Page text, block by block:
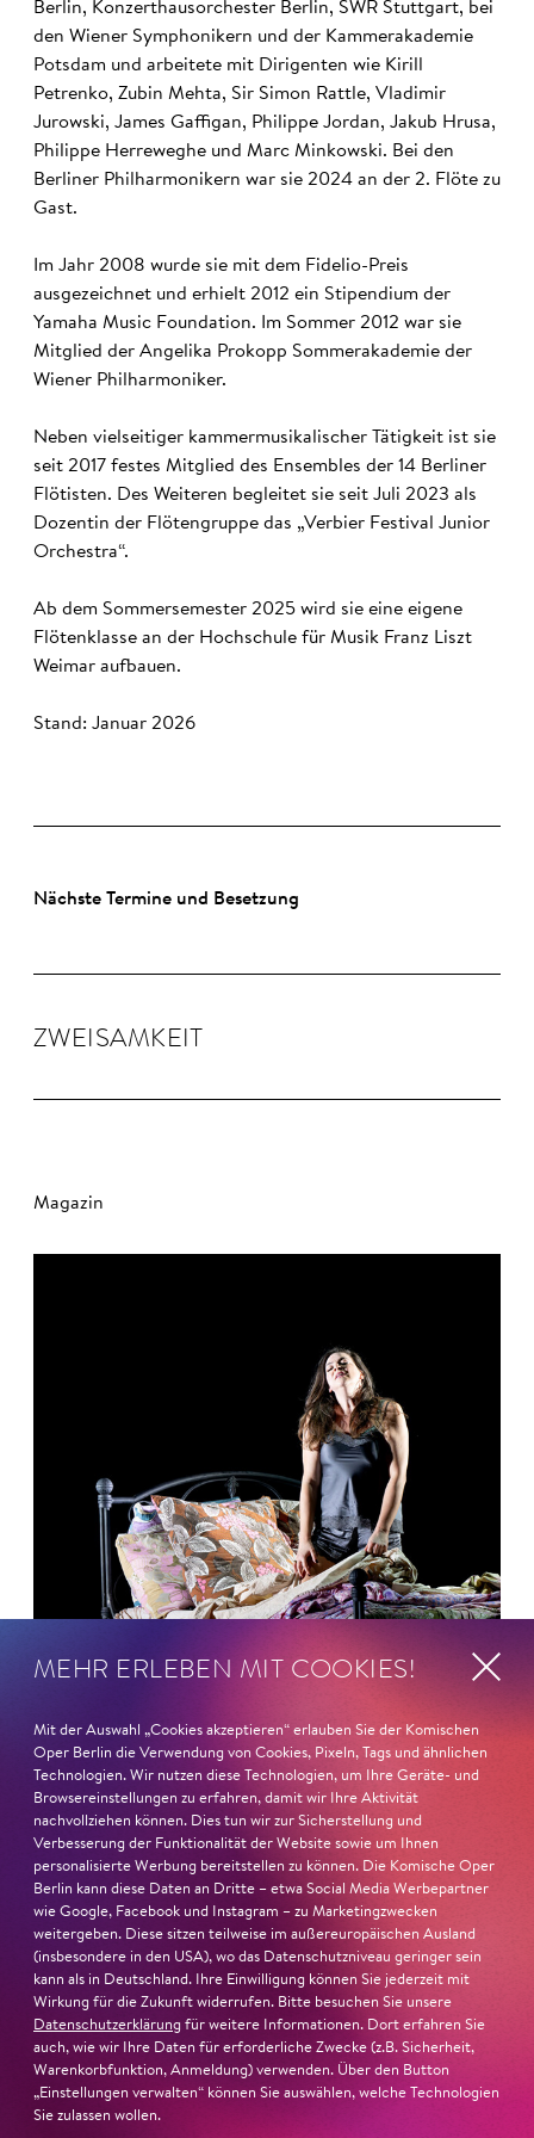
Berlin, Konzerthausorchester Berlin, SWR Stuttgart, bei
den Wiener Symphonikern und der Kammerakademie
Potsdam und arbeitete mit Dirigenten wie Kirill
Petrenko, Zubin Mehta, Sir Simon Rattle, Vladimir
Jurowski, James Gaffigan, Philippe Jordan, Jakub Hrusa,
Philippe Herreweghe und Marc Minkowski. Bei den
Berliner Philharmonikern war sie 2024 an der 2. Flöte zu
Gast.
Im Jahr 2008 wurde sie mit dem Fidelio-Preis
ausgezeichnet und erhielt 2012 ein Stipendium der
Yamaha Music Foundation. Im Sommer 2012 war sie
Mitglied der Angelika Prokopp Sommerakademie der
Wiener Philharmoniker.
Neben vielseitiger kammermusikalischer Tätigkeit ist sie
seit 2017 festes Mitglied des Ensembles der 14 Berliner
Flötisten. Des Weiteren begleitet sie seit Juli 2023 als
Dozentin der Flötengruppe das „Verbier Festival Junior
Orchestra“.
Ab dem Sommersemester 2025 wird sie eine eigene
Flötenklasse an der Hochschule für Musik Franz Liszt
Weimar aufbauen.
Stand: Januar 2026
Nächste Termine und Besetzung
ZWEI­SAM­KEIT
Magazin
26. Juni 2026
Ambur Braid für DER FAUST
nominiert
Ambur Braid
ist für den Deutschen Theaterpreis DER
FAUST nominiert in der Kategorie »Darsteller:in
Musiktheater«. Ihr eindrucksvolles Rollendebüt als
Katerina Lwowna Ismailowa in Barrie Koskys Lady
Macbeth von Mzensk
sei jederzeit authentisch, ziehe das
MEHR ERLEBEN MIT COOKIES!
Mit der Auswahl „Cookies akzeptieren“ erlauben Sie der Komischen
Oper Berlin die Verwendung von Cookies, Pixeln, Tags und ähnlichen
Technologien. Wir nutzen diese Technologien, um Ihre Geräte- und
Browsereinstellungen zu erfahren, damit wir Ihre Aktivität
nachvollziehen können. Dies tun wir zur Sicherstellung und
Verbesserung der Funktionalität der Website sowie um Ihnen
personalisierte Werbung bereitstellen zu können. Die Komische Oper
Berlin kann diese Daten an Dritte – etwa Social Media Werbepartner
wie Google, Facebook und Instagram – zu Marketingzwecken
weitergeben. Diese sitzen teilweise im außereuropäischen Ausland
(insbesondere in den USA), wo das Datenschutzniveau geringer sein
kann als in Deutschland. Ihre Einwilligung können Sie jederzeit mit
Wirkung für die Zukunft widerrufen. Bitte besuchen Sie unsere
Datenschutzerklärung für weitere Informationen. Dort erfahren Sie
auch, wie wir Ihre Daten für erforderliche Zwecke (z.B. Sicherheit,
Warenkorbfunktion, Anmeldung) verwenden. Über den Button
„Einstellungen verwalten“ können Sie auswählen, welche Technologien
Sie zulassen wollen.